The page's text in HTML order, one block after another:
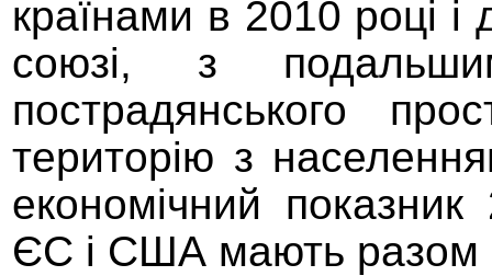
країнами в 2010 році і
союзі, з
пострадянського
територію з
економічний
ЄС і США мають